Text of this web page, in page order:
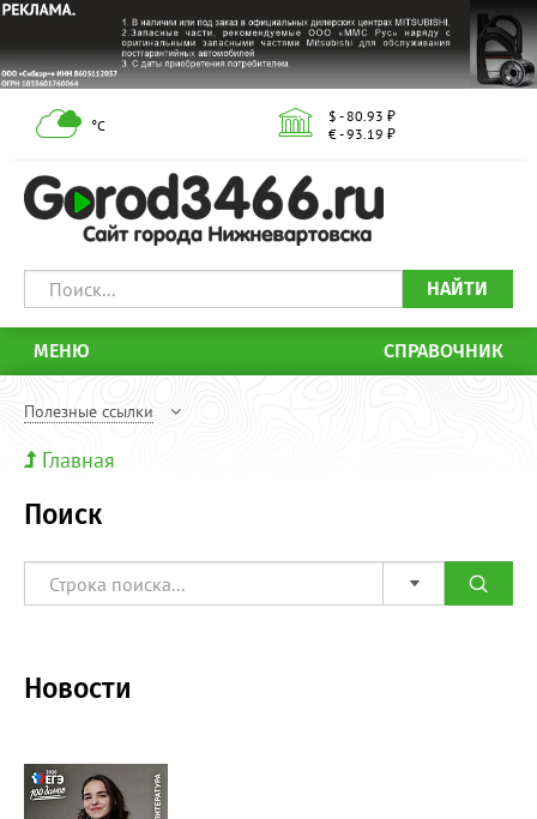
°С
$ - 80.93 ₽
€ - 93.19 ₽
НАЙТИ
МЕНЮ СПРАВОЧНИК
Полезные ссылки
Главная
Поиск
Новости